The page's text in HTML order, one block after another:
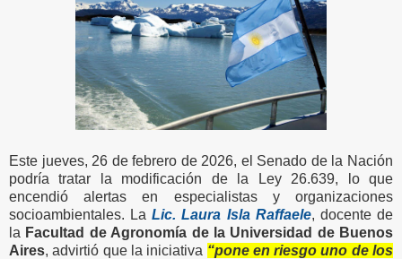
Este jueves, 26 de febrero de 2026, el Senado de la Nación
podría tratar la modificación de la Ley 26.639, lo que
encendió alertas en especialistas y organizaciones
socioambientales. LaLic. Laura Isla Raffaele, docente de
la Facultad de Agronomía de la Universidad de Buenos
Aires, advirtió que la iniciativa “pone en riesgo uno de los